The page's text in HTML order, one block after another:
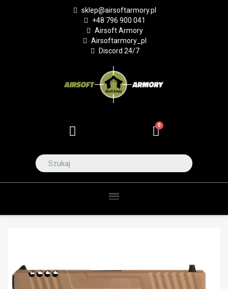
sklep@airsoftarmory.pl
+48 796 900 041
Airsoft Armory
Airsoftarmory_pl
Discord 24/7